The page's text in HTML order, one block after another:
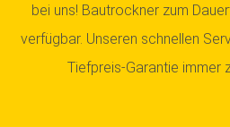
bei uns! Bautrockner zum
verfügbar. Unseren schnellen
Tiefpreis-Garantie immer